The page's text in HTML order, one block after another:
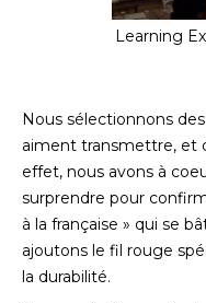
Learning
Nous sélectionnons
aiment transmettre, et
effet, nous avons à
surprendre pour
à la française » qui se
ajoutons le fil rouge
la durabilité.